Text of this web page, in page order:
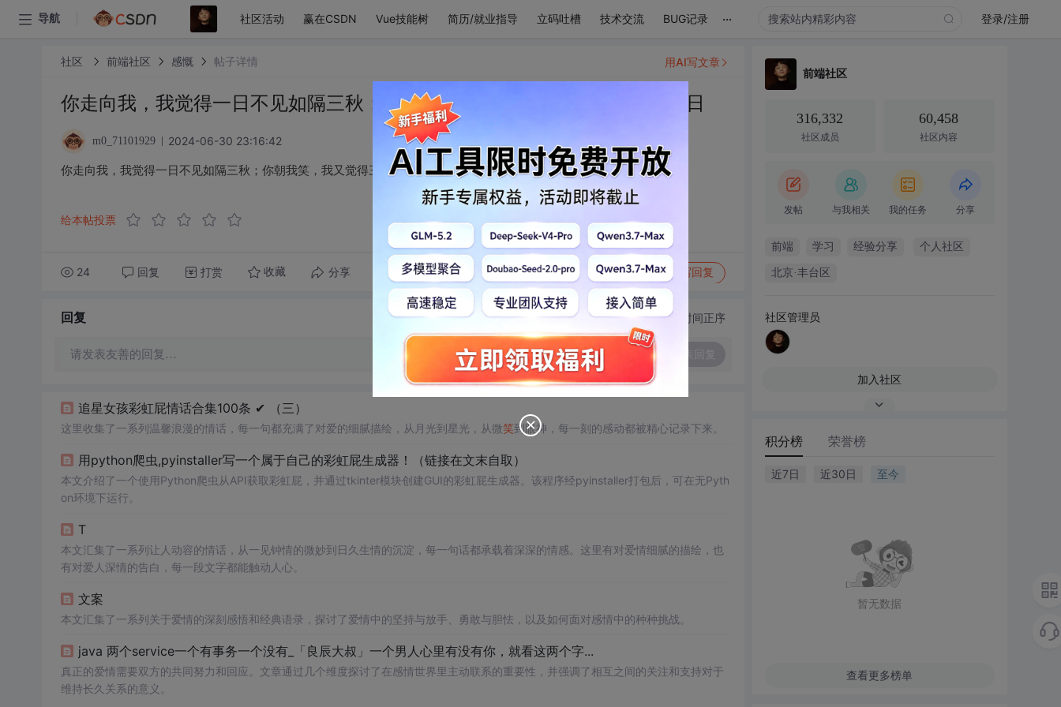
导航 社区活动 赢在CSDN Vue技能树 简历/就业指导 立码吐槽 技术交流 BUG记录 ... 登录/注册
社区 前端社区 感慨 帖子详情
你走向我，我觉得一日不见如隔三秋；你朝我笑，我又觉得三秋未见不过一日
m0_71101929 2024-06-30 23:16:42
你走向我，我觉得一日不见如隔三秋；你朝我笑，我又觉得三秋未见不过一日
给本帖投票
24 回复 打赏 收藏 分享 转发到动态 举报 写回复
用AI写文章
回复 切换为时间正序
请发表友善的回复…
追星女孩彩虹屁情话合集100条 ✔︎ （三）
这里收集了一系列温馨浪漫的情话，每一句都充满了对爱的细腻描绘，从月光到星光，从微笑到眼神，每一刻的感动都被精心记录下来。
用python爬虫,pyinstaller写一个属于自己的彩虹屁生成器！（链接在文末自取）
本文介绍了一个使用Python爬虫从API获取彩虹屁，并通过tkinter模块创建GUI的彩虹屁生成器。该程序经pyinstaller打包后，可在无Pyth
on环境下运行。
T
本文汇集了一系列让人动容的情话，从一见钟情的微妙到日久生情的沉淀，每一句话都承载着深深的情感。这里有对爱情细腻的描绘，也
有对爱人深情的告白，每一段文字都能触动人心。
文案
本文汇集了一系列关于爱情的深刻感悟和经典语录，探讨了爱情中的坚持与放手、勇敢与胆怯，以及如何面对感情中的种种挑战。
java 两个service一个有事务一个没有_「良辰大叔」一个男人心里有没有你，就看这两个字...
真正的爱情需要双方的共同努力和回应。文章通过几个维度探讨了在感情世界里主动联系的重要性，并强调了相互之间的关注和支持对于
维持长久关系的意义。
前端社区
316,332
社区成员
60,458
社区内容
发帖 与我相关 我的任务 分享
前端 学习 经验分享 个人社区
北京·丰台区
社区管理员
加入社区
积分榜 荣誉榜
近7日 近30日 至今
暂无数据
查看更多榜单